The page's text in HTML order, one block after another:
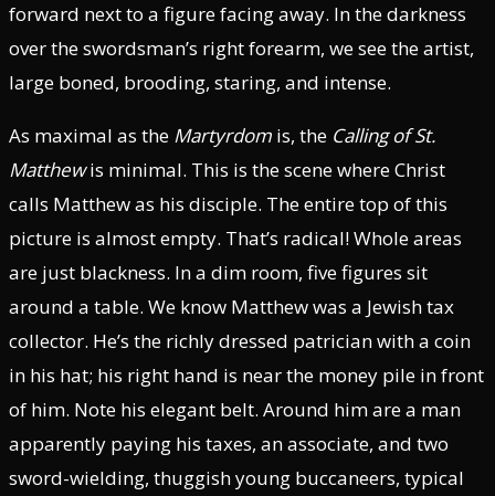
forward next to a figure facing away. In the darkness
over the swordsman’s right forearm, we see the artist,
large boned, brooding, staring, and intense.
As maximal as the Martyrdom is, the Calling of St.
Matthewis minimal. This is the scene where Christ
calls Matthew as his disciple. The entire top of this
picture is almost empty. That’s radical! Whole areas
are just blackness. In a dim room, five figures sit
around a table. We know Matthew was a Jewish tax
collector. He’s the richly dressed patrician with a coin
in his hat; his right hand is near the money pile in front
of him. Note his elegant belt. Around him are a man
apparently paying his taxes, an associate, and two
sword-wielding, thuggish young buccaneers, typical